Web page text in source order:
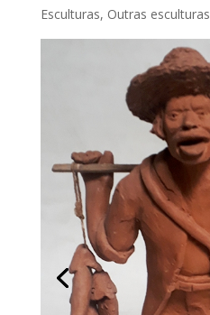
Esculturas, Outras esculturas